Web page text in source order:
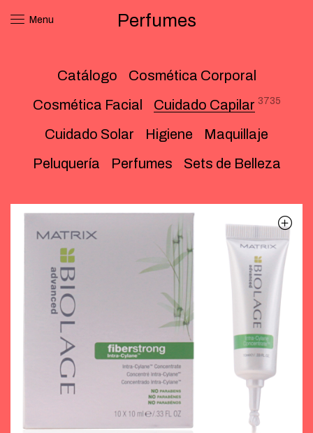
Menu Perfumes
Catálogo
Cosmética Corporal
Cosmética Facial
Cuidado Capilar 3735
Cuidado Solar Higiene
Maquillaje
Peluquería
Perfumes Sets de Belleza